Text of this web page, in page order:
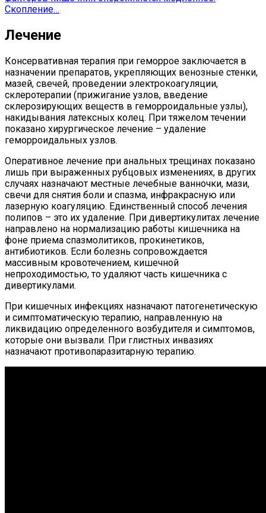
Скопление…
Лечение
Консервативная терапия при геморрое заключается в
назначении препаратов, укрепляющих венозные стенки,
мазей, свечей, проведении электрокоагуляции,
склеротерапии (прижигание узлов, введение
склерозирующих веществ в геморроидальные узлы),
накидывания латексных колец. При тяжелом течении
показано хирургическое лечение – удаление
геморроидальных узлов.
Оперативное лечение при анальных трещинах показано
лишь при выраженных рубцовых изменениях, в других
случаях назначают местные лечебные ванночки, мази,
свечи для снятия боли и спазма, инфракрасную или
лазерную коагуляцию. Единственный способ лечения
полипов – это их удаление. При дивертикулитах лечение
направлено на нормализацию работы кишечника на
фоне приема спазмолитиков, прокинетиков,
антибиотиков. Если болезнь сопровождается
массивным кровотечением, кишечной
непроходимостью, то удаляют часть кишечника с
дивертикулами.
При кишечных инфекциях назначают патогенетическую
и симптоматическую терапию, направленную на
ликвидацию определенного возбудителя и симптомов,
которые они вызвали. При глистных инвазиях
назначают противопаразитарную терапию.